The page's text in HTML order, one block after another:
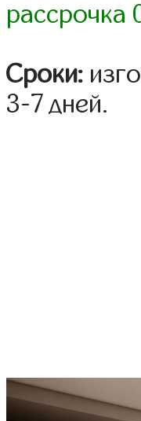
рассрочка
Сроки:
3-7 дней.